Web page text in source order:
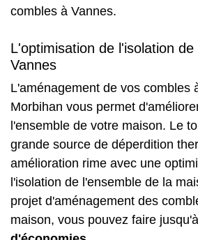
combles à Vannes.
L'optimisation de l'isolation
Vannes
L'aménagement de vos combles
Morbihan vous permet
l'ensemble de votre maison. Le
grande source de déperdition
amélioration rime avec une
l'isolation de l'ensemble de la
projet d'aménagement des
maison, vous pouvez faire jusqu'à